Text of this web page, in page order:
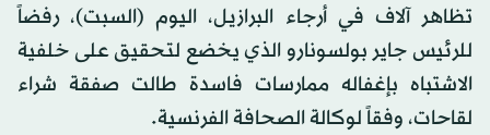
تظاهر آلاف في أرجاء البرازيل، اليوم (السبت)، رفضاً
للرئيس جاير بولسونارو الذي يخضع لتحقيق على خلفية
الاشتباه بإغفاله ممارسات فاسدة طالت صفقة شراء
لقاحات، وفقاً لوكالة الصحافة الفرنسية.